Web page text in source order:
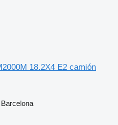
18.2X4 E2 camión